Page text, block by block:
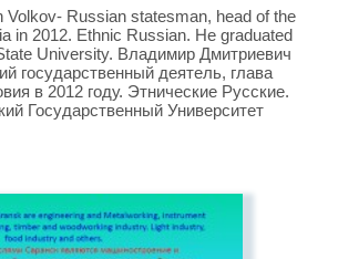
Volkov- Russian statesman, head of the
in 2012. Ethnic Russian. He graduated
University. Владимир Дмитриевич
государственный деятель, глава
в 2012 году. Этнические Русские.
Государственный Университет